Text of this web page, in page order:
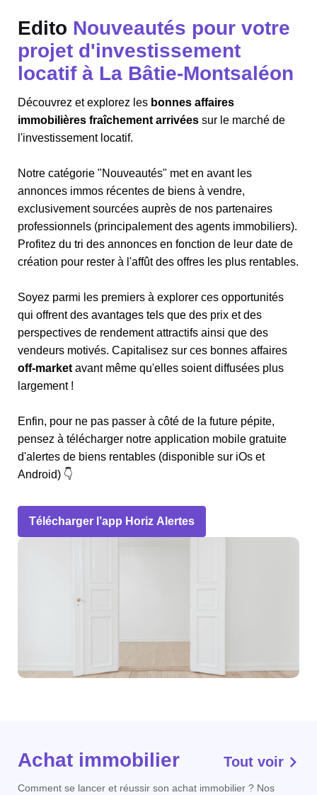
Edito Nouveautés pour votre
projet d'investissement
locatif à La Bâtie-Montsaléon
Découvrez et explorez les bonnes affaires
immobilières fraîchement arrivées sur le marché de
l'investissement locatif.
Notre catégorie "Nouveautés" met en avant les
annonces immos récentes de biens à vendre,
exclusivement sourcées auprès de nos partenaires
professionnels (principalement des agents immobiliers).
Profitez du tri des annonces en fonction de leur date de
création pour rester à l'affût des offres les plus rentables.
Soyez parmi les premiers à explorer ces opportunités
qui offrent des avantages tels que des prix et des
perspectives de rendement attractifs ainsi que des
vendeurs motivés. Capitalisez sur ces bonnes affaires
off-market avant même qu'elles soient diffusées plus
largement !
Enfin, pour ne pas passer à côté de la future pépite,
pensez à télécharger notre application mobile gratuite
d'alertes de biens rentables (disponible sur iOs et
Android) 👇
Télécharger l’app Horiz Alertes
Achat immobilier Tout voir
Comment se lancer et réussir son achat immobilier ? Nos